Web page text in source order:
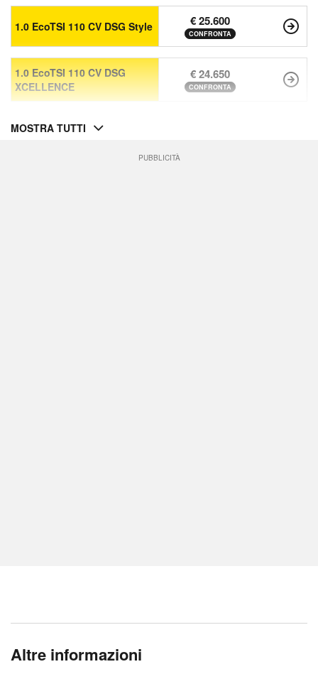
1.0 EcoTSI 110 CV DSG Style € 25.600
CONFRONTA
1.0 EcoTSI 110 CV DSG
XCELLENCE
€ 24.650
CONFRONTA
MOSTRA TUTTI
PUBBLICITÀ
Altre informazioni